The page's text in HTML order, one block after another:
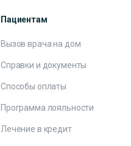
Пациентам
Вызов врача на дом
Справки и документы
Способы оплаты
Программа лояльности
Лечение в кредит